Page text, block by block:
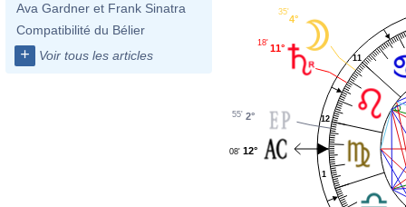
Ava Gardner et Frank Sinatra
Compatibilité du Bélier
+ Voir tous les articles
1
11
12
4°
35'
11°
18'
2°
55'
12°
08'